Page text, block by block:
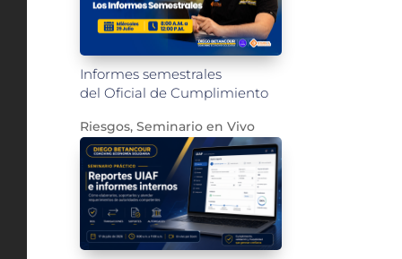
Informes semestrales
del Oficial de Cumplimiento
Riesgos,Seminario en Vivo